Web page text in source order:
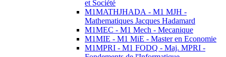
et Société
M1MATHJHADA - M1 MJH -
Mathematiques Jacques Hadamard
M1MEC - M1 Mech - Mecanique
M1MIE - M1 MiE - Master en Economie
M1MPRI - M1 FODQ - Maj. MPRI -